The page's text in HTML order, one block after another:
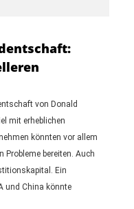
von Donald
mit erheblichen
könnten vor allem
Probleme bereiten. Auch
Ein
und China könnte